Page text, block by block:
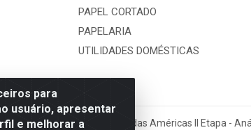
para
usuário, apresentar
e melhorar a
PAPEL CORTADO
PAPELARIA
UTILIDADES DOMÉSTICAS
nº 3860, Jardim das Américas II Etapa -